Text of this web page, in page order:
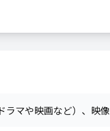
ラマや映画など） 、 映